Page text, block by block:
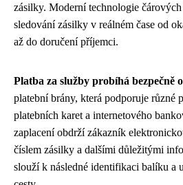
zásilky. Moderní technologie
sledování zásilky v reálném čase od
až do doručení příjemci.
Platba za služby probíhá bezpečně
platební brány, která podporuje různé
platebních karet a internetového
zaplacení obdrží zákazník
číslem zásilky a dalšími důležitými
slouží k následné identifikaci balíku a